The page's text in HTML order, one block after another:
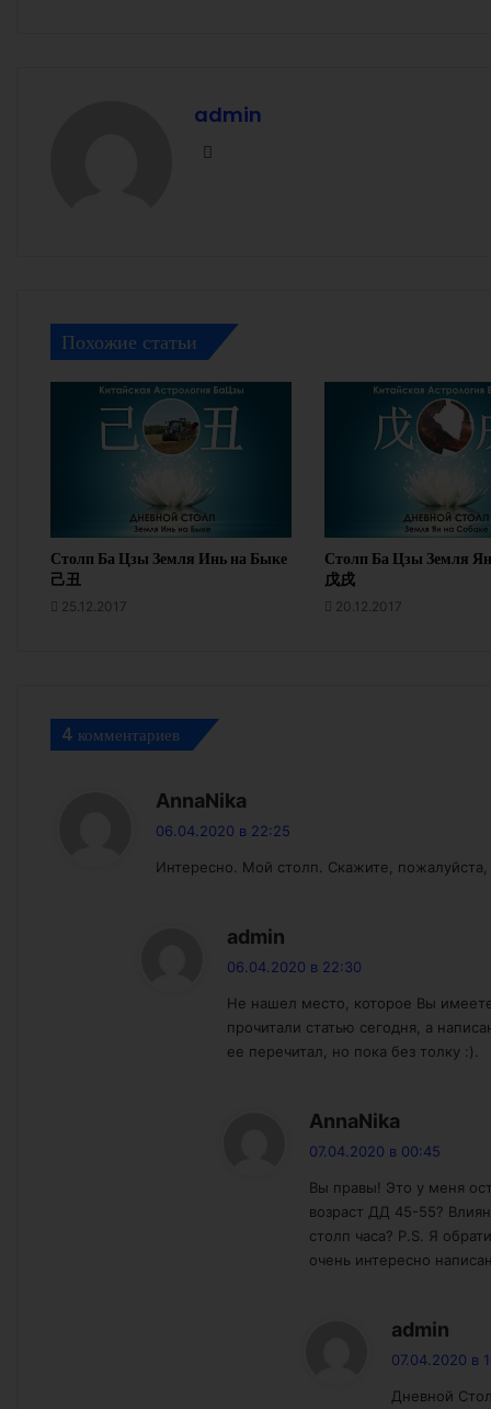
admin
Похожие статьи
Столп Ба Цзы Земля Инь на Быке
己丑
25.12.2017
Столп Ба Цзы Земля
戊戌
20.12.2017
4 комментариев
AnnaNika
06.04.2020 в 22:25
Интересно. Мой столп. Скажите, пожалуйста,
admin
06.04.2020 в 22:30
Не нашел место, которое Вы
прочитали статью сегодня, а
ее перечитал, но пока без толку :).
AnnaNika
07.04.2020 в 00:45
Вы правы! Это у меня
возраст ДД 45-55?
столп часа? P.S. Я
очень интересно
admin
07.04.2020 в
Дневной